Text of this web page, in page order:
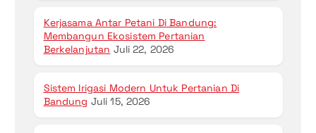
Kerjasama Antar Petani Di Bandung:
Membangun Ekosistem Pertanian
Berkelanjutan Juli 22, 2026
Sistem Irigasi Modern Untuk Pertanian Di
Bandung Juli 15, 2026